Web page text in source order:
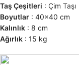
Taş Çeşitleri : Çim Taşı
Boyutlar : 40×40 cm
Kalınlık : 8 cm
Ağırlık : 15 kg